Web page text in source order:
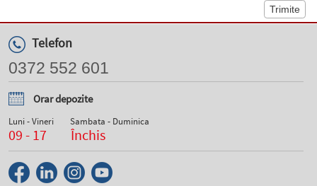
Telefon
0372 552 601
Orar depozite
Luni - Vineri
09 - 17
Sambata - Duminica
Închis